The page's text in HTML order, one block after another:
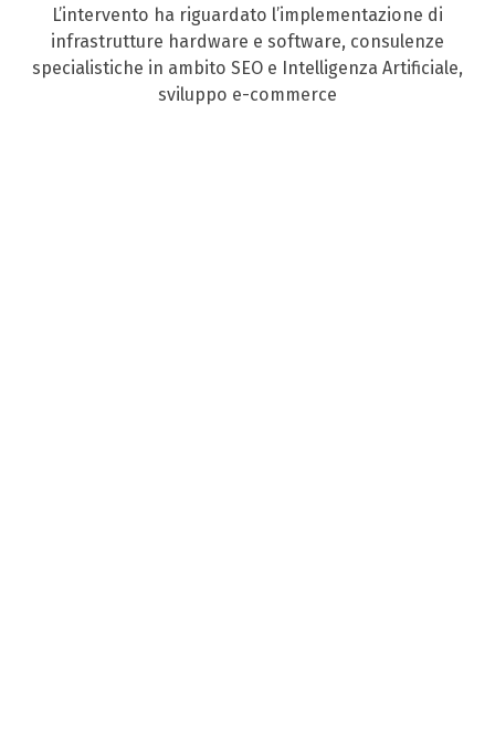
L’intervento ha riguardato l’implementazione di
infrastrutture hardware e software, consulenze
specialistiche in ambito SEO e Intelligenza Artificiale,
sviluppo e-commerce